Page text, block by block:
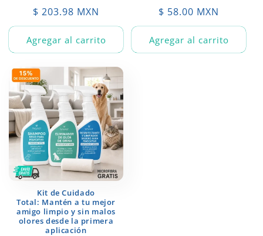
Precio
habitual
$ 203.98 MXN
Agregar al carrito
Precio
habitual
$ 58.00 MXN
Agregar al carrito
Kit de Cuidado
Total: Mantén a tu mejor
amigo limpio y sin malos
olores desde la primera
aplicación